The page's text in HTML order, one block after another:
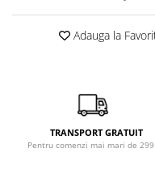
Adauga la
TRANSPORT GRATUIT
Pentru comenzi mai mari de